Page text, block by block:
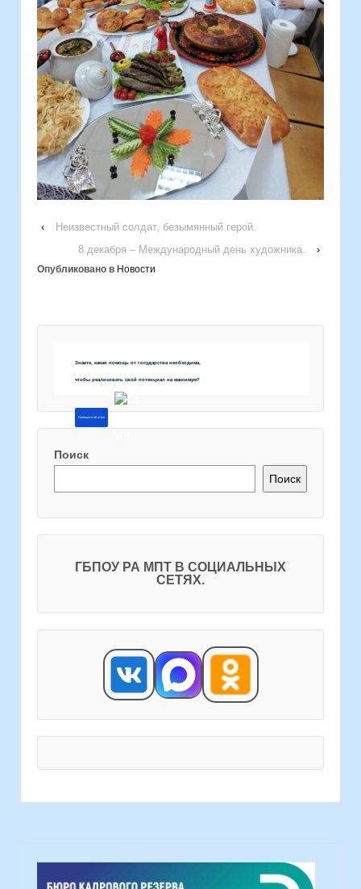
‹
Неизвестный солдат, безымянный герой.
8 декабря – Международный день художника.
›
Опубликовано в Новости
Знаете, какая помощь от государства необходима,
чтобы реализовать свой потенциал на максимум?
Напишите об этом
Поиск
Поиск
ГБПОУ РА МПТ В СОЦИАЛЬНЫХ
СЕТЯХ.